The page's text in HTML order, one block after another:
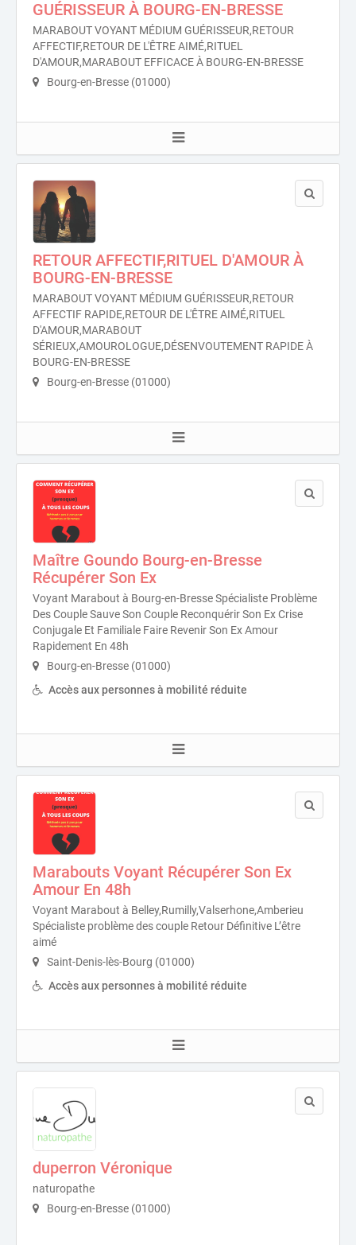
GUÉRISSEUR À BOURG-EN-BRESSE
MARABOUT VOYANT MÉDIUM GUÉRISSEUR,RETOUR
AFFECTIF,RETOUR DE L'ÊTRE AIMÉ,RITUEL
D'AMOUR,MARABOUT EFFICACE À BOURG-EN-BRESSE
Bourg-en-Bresse (01000)
RETOUR AFFECTIF,RITUEL D'AMOUR À
BOURG-EN-BRESSE
MARABOUT VOYANT MÉDIUM GUÉRISSEUR,RETOUR
AFFECTIF RAPIDE,RETOUR DE L'ÊTRE AIMÉ,RITUEL
D'AMOUR,MARABOUT
SÉRIEUX,AMOUROLOGUE,DÉSENVOUTEMENT RAPIDE À
BOURG-EN-BRESSE
Bourg-en-Bresse (01000)
Maître Goundo Bourg-en-Bresse
Récupérer Son Ex
Voyant Marabout à Bourg-en-Bresse Spécialiste Problème
Des Couple Sauve Son Couple Reconquérir Son Ex Crise
Conjugale Et Familiale Faire Revenir Son Ex Amour
Rapidement En 48h
Bourg-en-Bresse (01000)
Accès aux personnes à mobilité réduite
Marabouts Voyant Récupérer Son Ex
Amour En 48h
Voyant Marabout à Belley,Rumilly,Valserhone,Amberieu
Spécialiste problème des couple Retour Définitive L’être
aimé
Saint-Denis-lès-Bourg (01000)
Accès aux personnes à mobilité réduite
duperron Véronique
naturopathe
Bourg-en-Bresse (01000)